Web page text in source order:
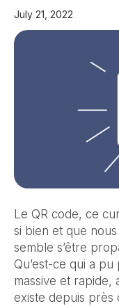
July 21, 2022
Le QR code, ce
si bien et que
semble s’être
Qu’est-ce qui a
massive et rapide,
existe depuis près